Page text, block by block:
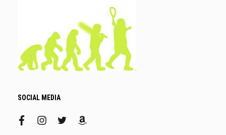
SOCIAL MEDIA
facebookinstagram
twitteramazon